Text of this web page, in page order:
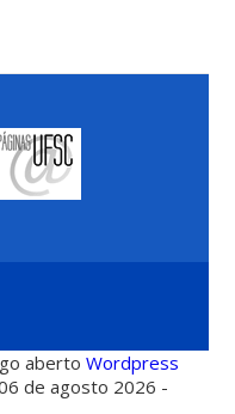
abertoWordpress
de agosto 2026 -